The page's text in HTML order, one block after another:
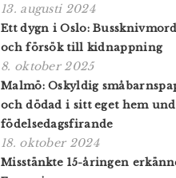
13. augusti 2024
Ett dygn i Oslo:
och försök till kidnappning
8. oktober 2025
Malmö: Oskyldig
och dödad i sitt eget hem
födelsedagsfirande
18. oktober 2024
Misstänkte 15-åringen